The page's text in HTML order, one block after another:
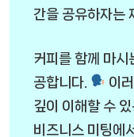
간을 공유하자는
커피를 함께 마시
공합니다.
이
깊이 이해할 수
비즈니스 미팅에